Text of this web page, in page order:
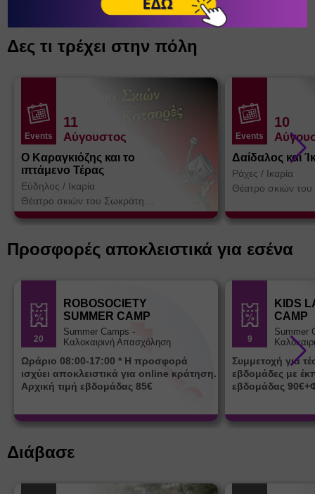
Δες τι τρέχει στην πόλη
Events
11
Αύγουστος
Ο Καραγκιόζης και το
ιπτάμενο Τέρας
Εύδηλος / Ικαρία
Θέατρο σκιών του Σωκράτη
Κοτσορέ
Events
10
Δαίδαλος και
Ράχες / Ικαρία
Θέατρο σκιών
Προσφορές αποκλειστικά για εσένα
20
ROBOSOCIETY
SUMMER CAMP
Summer Camps -
Καλοκαιρινή Απασχόληση
Ωράριο 08:00-17:00 * Η προσφορά
ισχύει αποκλειστικά για online κράτηση.
Αρχική τιμή εβδομάδας 85€
9
KIDS
CAMP
Summer
Συμμετοχή για
εβδομάδες με
εβδομάδας
Διάβασε